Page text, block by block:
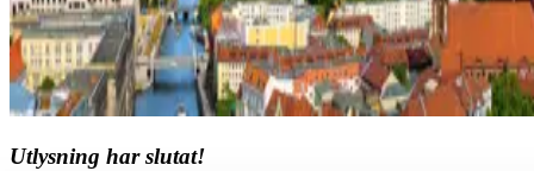
Utlysning har slutat!